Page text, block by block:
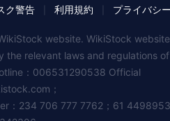
ク警告 利用規約 プライバシ
website. WikiStock
the relevant laws and regulations
：006531290538 Official
；
：234 706 777 7762；61